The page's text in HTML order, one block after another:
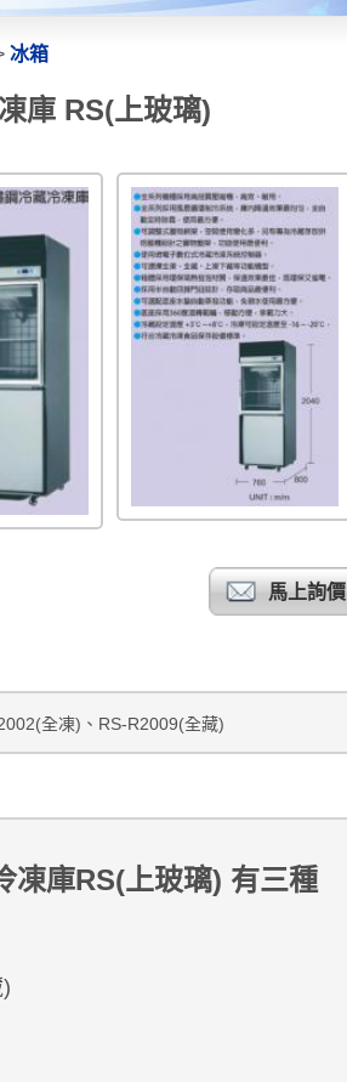
冰箱
庫 RS(上玻璃)
馬上詢價
全凍)、RS-R2009(全藏)
凍庫RS(上玻璃) 有三種